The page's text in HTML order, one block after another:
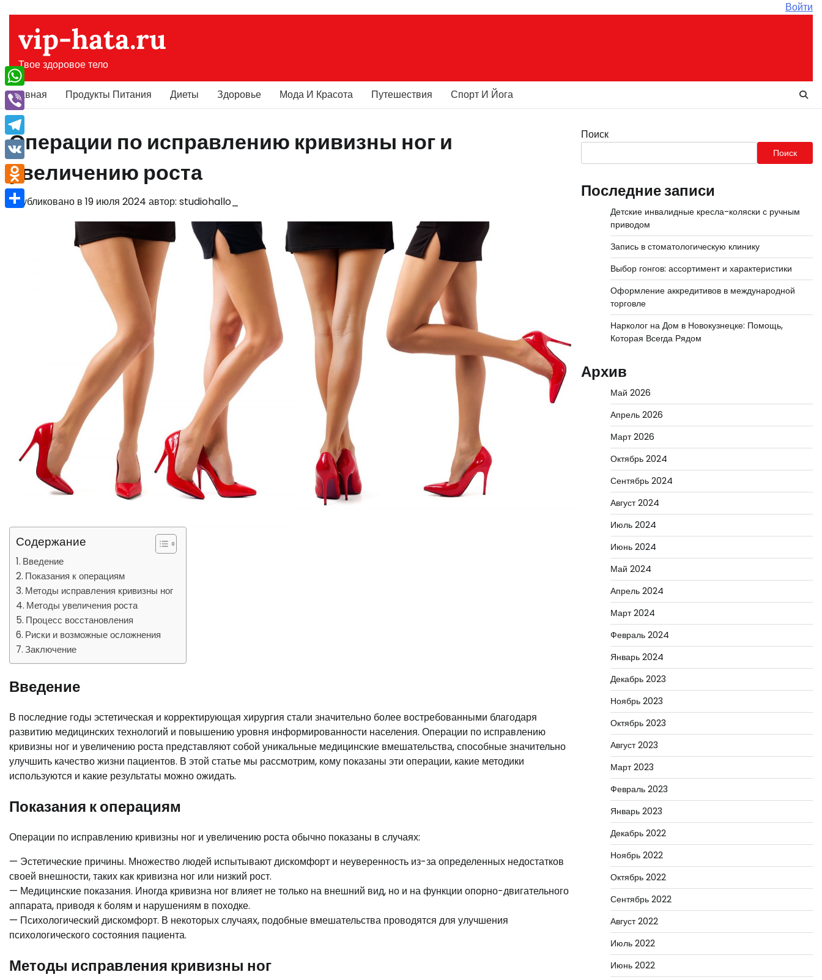
содержимому
Войти
vip-hata.ru
Твое здоровое тело
Главная Продукты Питания Диеты Здоровье Мода И Красота Путешествия Спорт И Йога
Операции по исправлению кривизны ног и
увеличению роста
Опубликовано в 19 июля 2024 автор: studiohallo_
Содержание
Введение
Показания к операциям
Методы исправления кривизны ног
Методы увеличения роста
Процесс восстановления
Риски и возможные осложнения
Заключение
Введение
В последние годы эстетическая и корректирующая хирургия стали значительно более востребованными благодаря
развитию медицинских технологий и повышению уровня информированности населения. Операции по исправлению
кривизны ног и увеличению роста представляют собой уникальные медицинские вмешательства, способные значительно
улучшить качество жизни пациентов. В этой статье мы рассмотрим, кому показаны эти операции, какие методики
используются и какие результаты можно ожидать.
Показания к операциям
Операции по исправлению кривизны ног и увеличению роста обычно показаны в случаях:
— Эстетические причины. Множество людей испытывают дискомфорт и неуверенность из-за определенных недостатков
своей внешности, таких как кривизна ног или низкий рост.
— Медицинские показания. Иногда кривизна ног влияет не только на внешний вид, но и на функции опорно-двигательного
аппарата, приводя к болям и нарушениям в походке.
— Психологический дискомфорт. В некоторых случаях, подобные вмешательства проводятся для улучшения
психологического состояния пациента.
Методы исправления кривизны ног
Поиск
Поиск
Последние записи
Детские инвалидные кресла-коляски с ручным
приводом
Запись в стоматологическую клинику
Выбор гонгов: ассортимент и характеристики
Оформление аккредитивов в международной
торговле
Нарколог на Дом в Новокузнецке: Помощь,
Которая Всегда Рядом
Архив
Май 2026
Апрель 2026
Март 2026
Октябрь 2024
Сентябрь 2024
Август 2024
Июль 2024
Июнь 2024
Май 2024
Апрель 2024
Март 2024
Февраль 2024
Январь 2024
Декабрь 2023
Ноябрь 2023
Октябрь 2023
Август 2023
Март 2023
Февраль 2023
Январь 2023
Декабрь 2022
Ноябрь 2022
Октябрь 2022
Сентябрь 2022
Август 2022
Июль 2022
Июнь 2022
WhatsApp
Viber
Telegram
VK
Odnoklassniki